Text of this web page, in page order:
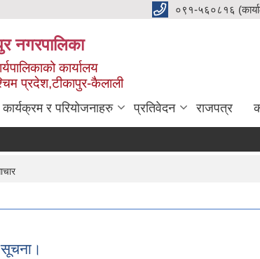
०९१-५६०८१६
नगरपालिका
कार्यालय
प्रदेश,टीकापुर-कैलाली
कार्यक्रम र परियोजनाहरु प्रतिवेदन राजपत्र
सूचना।